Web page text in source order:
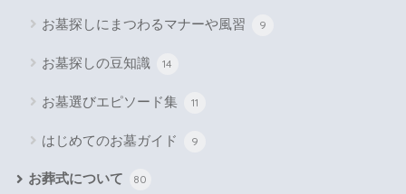
お墓探しにまつわるマナーや風習 9
お墓探しの豆知識 14
お墓選びエピソード集 11
はじめてのお墓ガイド 9
お葬式について 80